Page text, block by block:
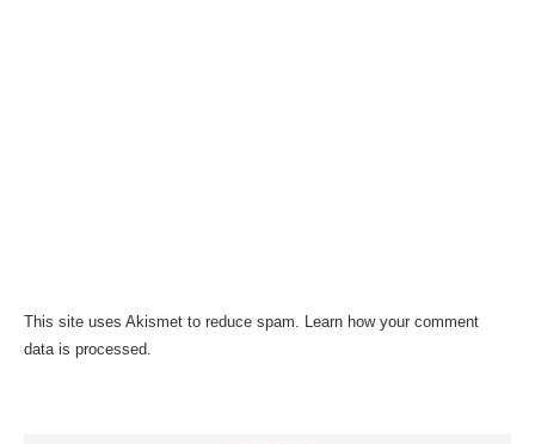
This site uses Akismet to reduce spam. Learn how your comment
data is processed.